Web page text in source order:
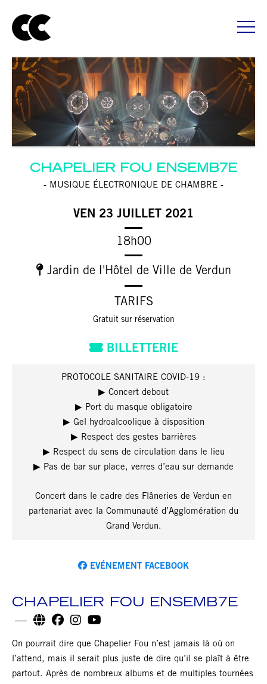
CHAPELIER FOU ENSEMB7E
- MUSIQUE ÉLECTRONIQUE DE CHAMBRE -
VEN 23 JUILLET 2021
18h00
Jardin de l'Hôtel de Ville de Verdun
TARIFS
Gratuit sur réservation
BILLETTERIE
PROTOCOLE SANITAIRE COVID-19 :
▶︎ Concert debout
▶︎Port du masque obligatoire
▶︎Gel hydroalcoolique à disposition
▶︎ Respect des gestes barrières
▶︎Respect du sens de circulation dans le lieu
▶︎ Pas de bar sur place, verres d’eau sur demande
Concert dans le cadre des Flâneries de Verdun en
partenariat avec la Communauté d’Agglomération du
Grand Verdun.
EVÉNEMENT FACEBOOK
CHAPELIER FOU ENSEMB7E
On pourrait dire que Chapelier Fou n’est jamais là où on
l’attend, mais il serait plus juste de dire qu’il se plaît à être
partout. Après de nombreux albums et de multiples tournées